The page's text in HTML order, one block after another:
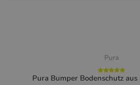
Pura
Pura Bumper Bodenschutz